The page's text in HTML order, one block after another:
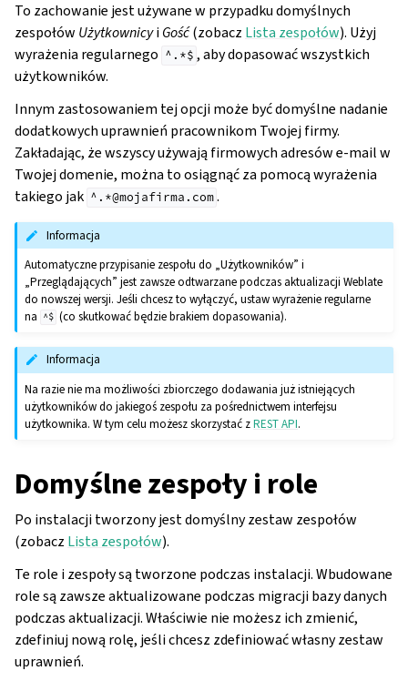
To zachowanie jest używane w przypadku domyślnych
zespołów UżytkownicyiGość(zobacz Lista zespołów). Użyj
wyrażenia regularnego ^.*$ , aby dopasować wszystkich
użytkowników.
Innym zastosowaniem tej opcji może być domyślne nadanie
dodatkowych uprawnień pracownikom Twojej firmy.
Zakładając, że wszyscy używają firmowych adresów e-mail w
Twojej domenie, można to osiągnąć za pomocą wyrażenia
takiego jak ^.*@mojafirma.com .
Informacja
Automatyczne przypisanie zespołu do „Użytkowników” i
„Przeglądających” jest zawsze odtwarzane podczas aktualizacji Weblate
do nowszej wersji. Jeśli chcesz to wyłączyć, ustaw wyrażenie regularne
na
^$ (co skutkować będzie brakiem dopasowania).
Informacja
Na razie nie ma możliwości zbiorczego dodawania już istniejących
użytkowników do jakiegoś zespołu za pośrednictwem interfejsu
użytkownika. W tym celu możesz skorzystać zREST API.
Domyślne zespoły i role
Po instalacji tworzony jest domyślny zestaw zespołów
(zobacz Lista zespołów).
Te role i zespoły są tworzone podczas instalacji. Wbudowane
role są zawsze aktualizowane podczas migracji bazy danych
podczas aktualizacji. Właściwie nie możesz ich zmienić,
zdefiniuj nową rolę, jeśli chcesz zdefiniować własny zestaw
uprawnień.